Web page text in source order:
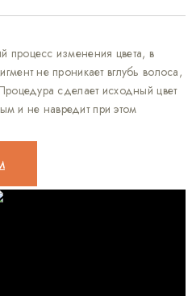
процесс изменения цвета, в
не проникает вглубь волоса,
сделает исходный цвет
и не навредит при этом